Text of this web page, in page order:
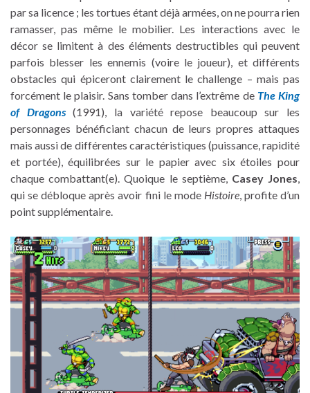
par sa licence ; les tortues étant déjà armées, on ne pourra rien
ramasser, pas même le mobilier. Les interactions avec le
décor se limitent à des éléments destructibles qui peuvent
parfois blesser les ennemis (voire le joueur), et différents
obstacles qui épiceront clairement le challenge – mais pas
forcément le plaisir. Sans tomber dans l’extrême de The King
of Dragons(1991), la variété repose beaucoup sur les
personnages bénéficiant chacun de leurs propres attaques
mais aussi de différentes caractéristiques (puissance, rapidité
et portée), équilibrées sur le papier avec six étoiles pour
chaque combattant(e). Quoique le septième, Casey Jones,
qui se débloque après avoir fini le mode Histoire, profite d’un
point supplémentaire.